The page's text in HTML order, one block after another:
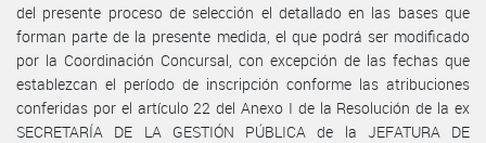
del presente proceso de selección el detallado en las bases que
forman parte de la presente medida, el que podrá ser modificado
por la Coordinación Concursal, con excepción de las fechas que
establezcan el período de inscripción conforme las atribuciones
conferidas por el artículo 22 del Anexo I de la Resolución de la ex
SECRETARÍA DE LA GESTIÓN PÚBLICA de la JEFATURA DE